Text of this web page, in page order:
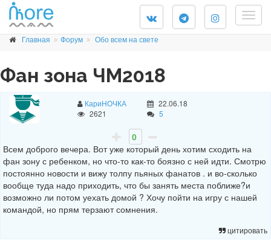
Главная Форум Обо всем на свете
Фан зона ЧМ2018
КариНОЧКА
22.06.18
2621
5
0
Всем доброго вечера. Вот уже который день хотим сходить на
фан зону с ребенком, но что-то как-то боязно с ней идти. Смотрю
постоянно новости и вижу толпу пьяных фанатов . и во-сколько
вообще туда надо приходить, что бы занять места поближе?и
возможно ли потом уехать домой ? Хочу пойти на игру с нашей
командой, но прям терзают сомнения.
цитировать